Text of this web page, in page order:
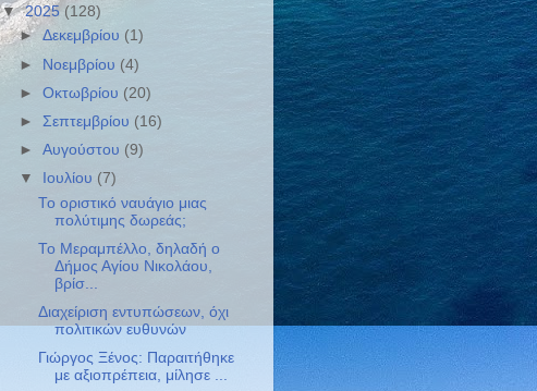
▼2025 (128)
►Δεκεμβρίου (1)
► Νοεμβρίου (4)
►Οκτωβρίου (20)
► Σεπτεμβρίου (16)
►Αυγούστου (9)
▼
Ιουλίου (7)
​​Το οριστικό ναυάγιο μιας
πολύτιμης δωρεάς​;
Το Μεραμπέλλο, δηλαδή ο
Δήμος Αγίου Νικολάου,
βρίσ...
Διαχείριση εντυπώσεων, όχι
πολιτικών ευθυνών
Γιώργος Ξένος: Παραιτήθηκε
με αξιοπρέπεια, μίλησε ...